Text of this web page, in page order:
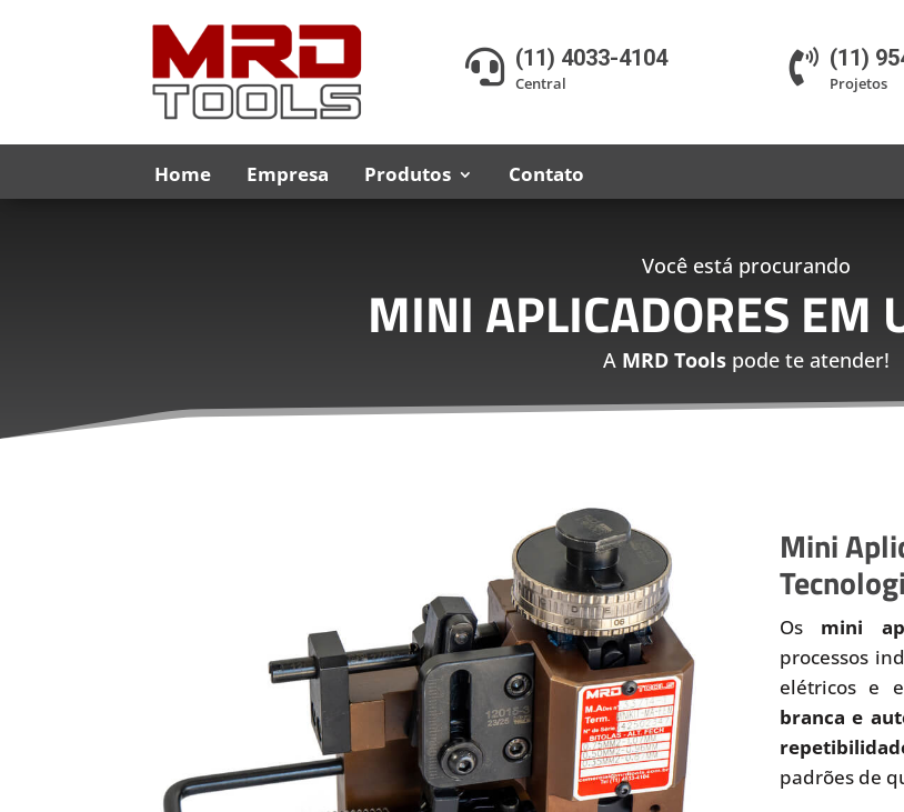
 (11) 4033-4104
Central  (11)
Projetos
Home Empresa Produtos Contato
Você está procurando
MINI APLICADORES EM
A MRD Tools pode te atender!
Mini
Os mini
processos
elétricos e
branca e
padrões de